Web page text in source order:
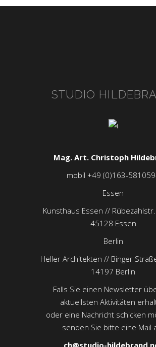
STUDIO
Mag. Art. Christoph
mobil +49 (0)163-
Essen
Kunsthaus Essen //
45128 Essen
Berlin
Heller Architekten // Binger
14197 Berlin
Falls Sie einen Newsletter
aktuellsten Aktivitäten
oder eine Nachricht schicken
senden Sie bitte eine Mail
ch@studio-